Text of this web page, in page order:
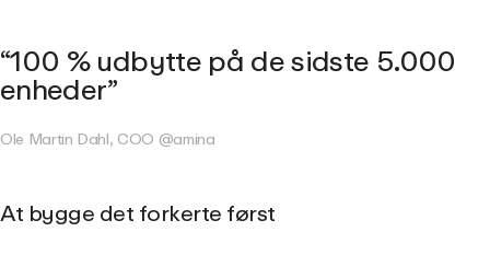
100 % udbytte på de sidste 5.000
enheder
Ole Martin Dahl, COO @amina
At bygge det forkerte først